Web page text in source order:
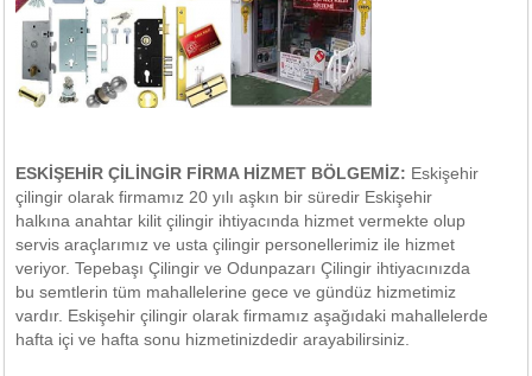
ESKİŞEHİR ÇİLİNGİR FİRMA HİZMET BÖLGEMİZ: Eskişehir
çilingir olarak firmamız 20 yılı aşkın bir süredir Eskişehir
halkına anahtar kilit çilingir ihtiyacında hizmet vermekte olup
servis araçlarımız ve usta çilingir personellerimiz ile hizmet
veriyor. Tepebaşı Çilingir ve Odunpazarı Çilingir ihtiyacınızda
bu semtlerin tüm mahallelerine gece ve gündüz hizmetimiz
vardır. Eskişehir çilingir olarak firmamız aşağıdaki mahallelerde
hafta içi ve hafta sonu hizmetinizdedir arayabilirsiniz.